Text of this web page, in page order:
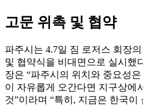
고문 위촉 및 협약
파주시는 4.7일 짐 로저스 회장
및 협약식을 비대면으로 실시했
장은 “파주시의 위치와 중요성
이 자유롭게 오간다면 지구상에
것”이라며 “특히, 지금은 한국